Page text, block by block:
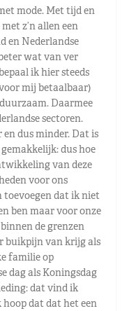
mode. Met tijd en
z’n allen een
en Nederlandse
wat van ver
ik hier steeds
mij betaalbaar)
Daarmee
sectoren.
dus minder. Dat is
dus hoe
van deze
voor ons
toevoegen dat ik niet
ben maar voor onze
de grenzen
buikpijn van krijg als
familie op
dag als Koningsdag
dat vind ik
hoop dat dat het een